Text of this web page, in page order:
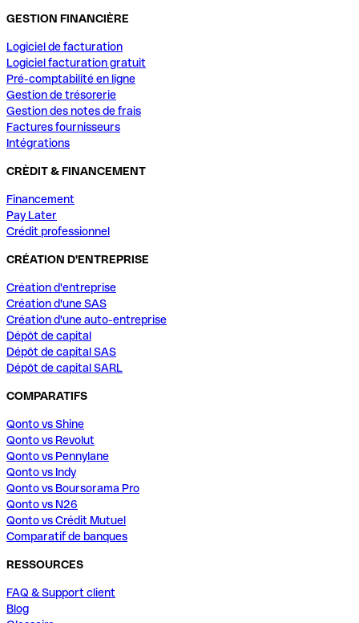
GESTION FINANCIÈRE
Logiciel de facturation
Logiciel facturation gratuit
Pré-comptabilité en ligne
Gestion de trésorerie
Gestion des notes de frais
Factures fournisseurs
Intégrations
CRÈDIT & FINANCEMENT
Financement
Pay Later
Crédit professionnel
CRÉATION D'ENTREPRISE
Création d'entreprise
Création d'une SAS
Création d'une auto-entreprise
Dépôt de capital
Dépôt de capital SAS
Dépôt de capital SARL
COMPARATIFS
Qonto vs Shine
Qonto vs Revolut
Qonto vs Pennylane
Qonto vs Indy
Qonto vs Boursorama Pro
Qonto vs N26
Qonto vs Crédit Mutuel
Comparatif de banques
RESSOURCES
FAQ & Support client
Blog